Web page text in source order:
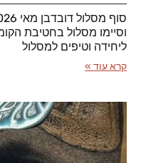
וסיימו מסלול בחטיבת
ליחידה וטיפים למסלול
קרא עוד »